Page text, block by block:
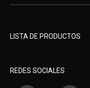
LISTA DE PRODUCTOS
REDES SOCIALES